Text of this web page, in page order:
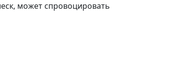
может спровоцировать